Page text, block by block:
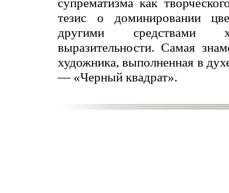
тезис о доминировании
другими средствами
выразительности. Самая
художника, выполненная в
— «Черный квадрат».